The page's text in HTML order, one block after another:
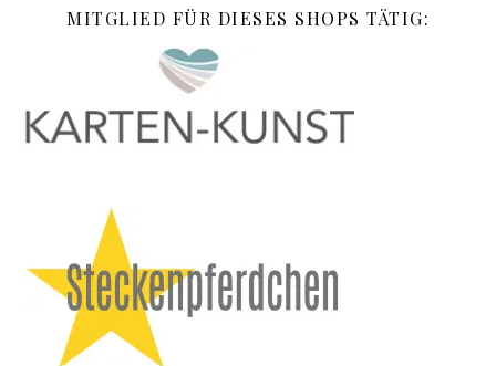
MITGLIED FÜR DIESES SHOPS TÄTIG: